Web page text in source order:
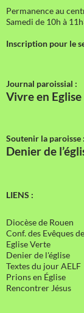
Permanence au
Samedi de 10h à
Inscription pour le
Journal paroissial :
Vivre en Eglise
Soutenir la paroisse :
Denier de
LIENS :
Diocèse de Rouen
Conf. des Evêques
Eglise Verte
Denier de l'église
Textes du jour AELF
Prions en Église
Rencontrer Jésus